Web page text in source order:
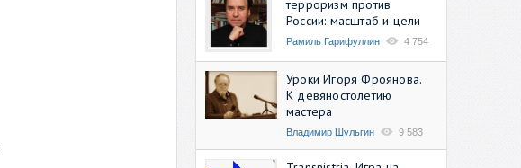
терроризм против
России: масштаб и цели
Рамиль Гарифуллин 4 754
Уроки Игоря Фроянова.
К девяностолетию
мастера
Владимир Шульгин 9 583